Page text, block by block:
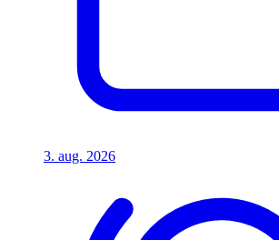
3. aug. 2026